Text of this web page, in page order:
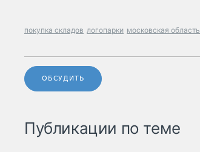
покупка складов логопарки московская область
ОБСУДИТЬ
Публикации по теме